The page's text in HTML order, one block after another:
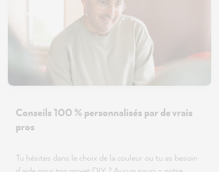
Conseils 100 % personnalisés par de vrais
pros
Tu hésites dans le choix de la couleur ou tu as besoin